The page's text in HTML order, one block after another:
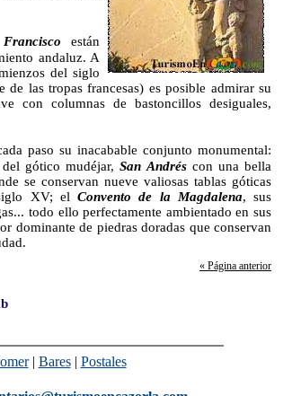
están
andaluz. A
del siglo
las tropas francesas) es posible admirar su
con columnas de bastoncillos desiguales,
paso su inacabable conjunto monumental:
gótico mudéjar,San Andréscon una bella
se conservan nueve valiosas tablas góticas
siglo XV; elConvento de la Magdalena, sus
todo ello perfectamente ambientado en sus
dominante de piedras doradas que conservan
« Página anterior
| Bares| Postales